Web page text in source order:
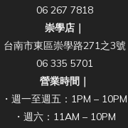
06 267 7818
崇學店｜
台南市東區崇學路271之3號
06 335 5701
營業時間｜
・週一至週五：1PM – 10PM
・週六：11AM – 10PM